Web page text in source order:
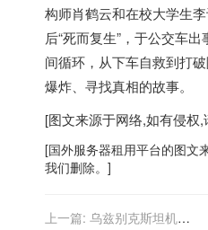
构师肖鹤云和在校大学生
后“死而复生”，于公交车
间循环，从下车自救到打
爆炸、寻找真相的故事。
[图文来源于网络,如有侵权,
[国外服务器租用平台的图文
我们删除。]
上一篇: 乌兹别克斯坦机房